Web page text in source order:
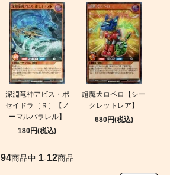
深淵竜神アビス・ポ
セイドラ［Ｒ］【ノ
ーマルパラレル】
180円(税込)
超魔犬ロペロ【シー
クレットレア】
680円(税込)
94商品中 1-12商品